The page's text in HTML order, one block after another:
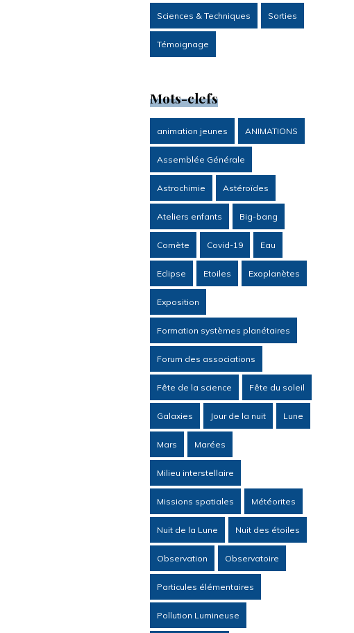
Sciences & Techniques Sorties
Témoignage
Mots-clefs
animation jeunes ANIMATIONS
Assemblée Générale
Astrochimie Astéroïdes
Ateliers enfants Big-bang
Comète Covid-19 Eau
Eclipse Etoiles Exoplanètes
Exposition
Formation systèmes planétaires
Forum des associations
Fête de la science Fête du soleil
Galaxies Jour de la nuit Lune
Mars Marées
Milieu interstellaire
Missions spatiales Météorites
Nuit de la Lune Nuit des étoiles
Observation Observatoire
Particules élémentaires
Pollution Lumineuse